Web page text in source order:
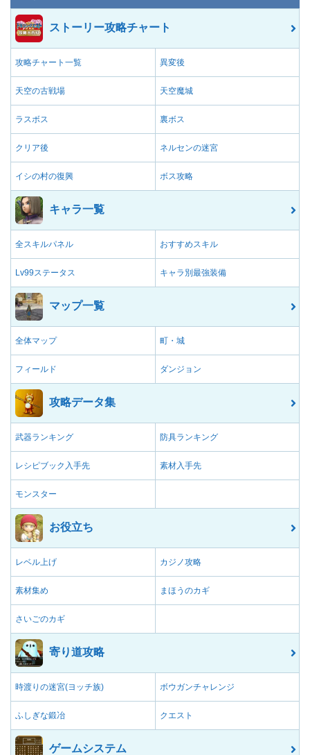
ストーリー攻略チャート
攻略チャート一覧 異変後
天空の古戦場 天空魔城
ラスボス 裏ボス
クリア後 ネルセンの迷宮
イシの村の復興 ボス攻略
キャラ一覧
全スキルパネル おすすめスキル
Lv99ステータス キャラ別最強装備
マップ一覧
全体マップ 町・城
フィールド ダンジョン
攻略データ集
武器ランキング 防具ランキング
レシピブック入手先 素材入手先
モンスター
お役立ち
レベル上げ カジノ攻略
素材集め まほうのカギ
さいごのカギ
寄り道攻略
時渡りの迷宮(ヨッチ族) ボウガンチャレンジ
ふしぎな鍛冶 クエスト
ゲームシステム